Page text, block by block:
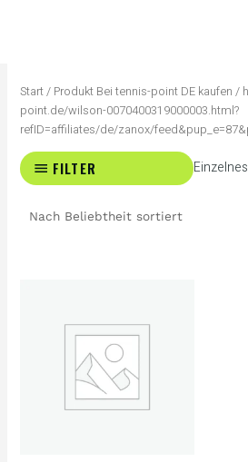
Start/ Produkt Bei tennis-point DE kaufen /
point.de/wilson-0070400319000003.html?
refID=affiliates/de/zanox/
FILTER